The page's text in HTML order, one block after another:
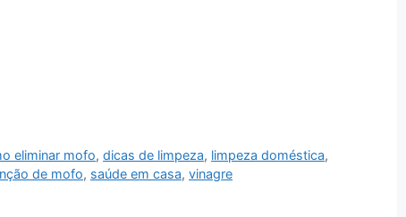
eliminar mofo,dicas de limpeza, limpeza doméstica,
de mofo, saúde em casa, vinagre